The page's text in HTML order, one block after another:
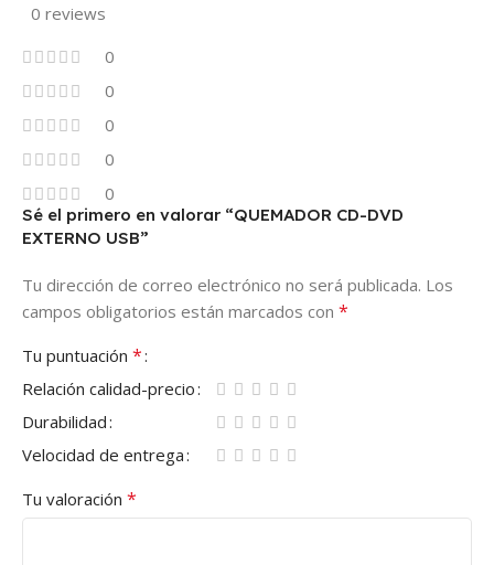
0 reviews
0
0
0
0
0
Sé el primero en valorar “QUEMADOR CD-DVD
EXTERNO USB”
Tu dirección de correo electrónico no será publicada. Los
campos obligatorios están marcados con *
Tu puntuación *
Relación calidad-precio
Durabilidad
Velocidad de entrega
Tu valoración *